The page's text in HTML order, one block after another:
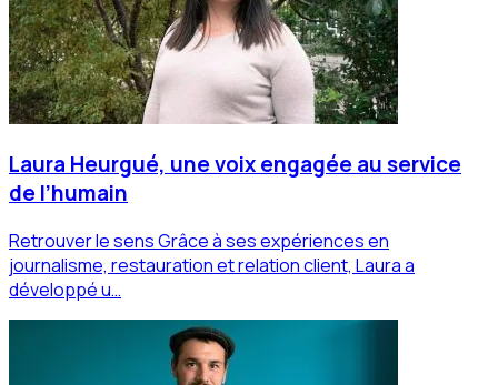
Laura Heurgué, une voix engagée au service
de l’humain
Retrouver le sens Grâce à ses expériences en
journalisme, restauration et relation client, Laura a
développé u…